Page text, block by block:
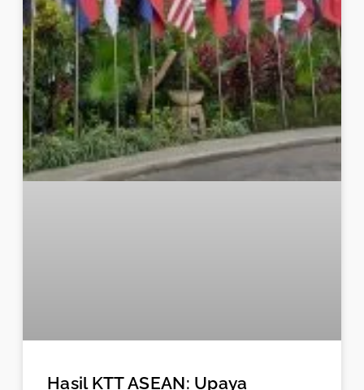
Hasil KTT ASEAN: Upaya